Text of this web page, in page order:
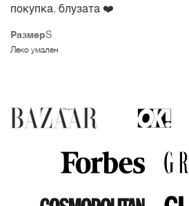
РазмерS
Леко умален
покупка. блузата ❤️